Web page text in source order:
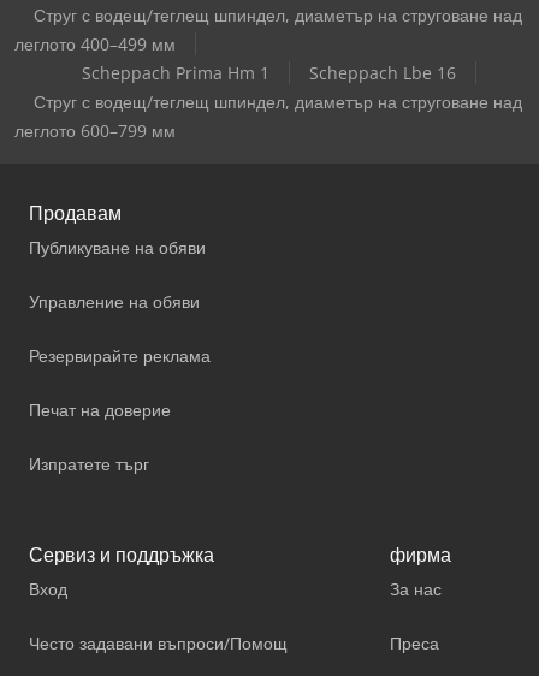
Струг с водещ/теглещ шпиндел, диаметър на струговане над
леглото 400–499 мм
Scheppach Prima Hm 1
Scheppach Lbe 16
Струг с водещ/теглещ шпиндел, диаметър на струговане над
леглото 600–799 мм
Продавам
Публикуване на обяви
Управление на обяви
Резервирайте реклама
Печат на доверие
Изпратете търг
Сервиз и поддръжка
Вход
Често задавани въпроси/Помощ
фирма
За нас
Преса